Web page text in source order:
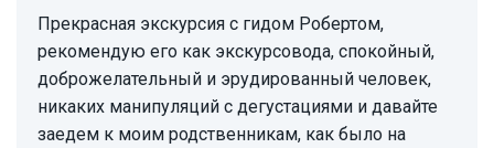
Прекрасная экскурсия с гидом Робертом,
рекомендую его как экскурсовода, спокойный,
доброжелательный и эрудированный человек,
никаких манипуляций с дегустациями и давайте
заедем к моим родственникам, как было на